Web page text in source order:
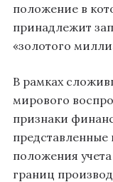
положение в
принадлежит
«золотого
В рамках
мирового
признаки
положения
границ